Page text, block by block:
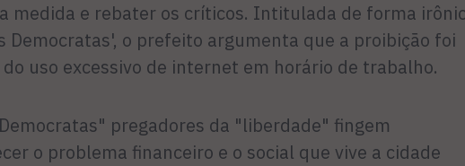
medida e rebater os críticos. Intitulada de forma
Democratas', o prefeito argumenta que a proibição foi
uso excessivo de internet em horário de trabalho.
pregadores da "liberdade" fingem
o problema financeiro e o social que vive a cidade